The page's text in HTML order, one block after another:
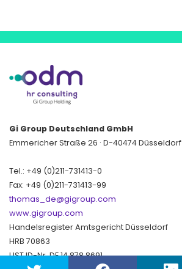
Gi Group Deutschland GmbH
Emmericher Straße 26 · D-40474 Düsseldorf
Tel.: +49 (0)211-731413-0
Fax: +49 (0)211-731413-99
thomas_de@gigroup.com
www.gigroup.com
Handelsregister Amtsgericht Düsseldorf
HRB 70863
UST ID-Nr. DE 14 878 8691